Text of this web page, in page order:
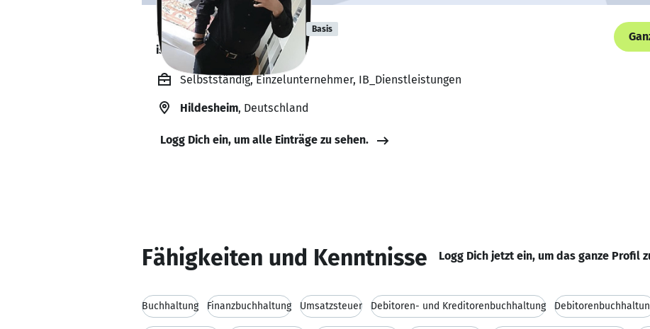
Ilja Baghramyan Basis
ist offen für Projekte. 🔎
Selbstständig, Einzelunternehmer, IB_Dienstleistungen
Hildesheim, Deutschland
Logg Dich ein, um alle Einträge zu sehen.
Fähigkeiten und Kenntnisse Logg Dich jetzt ein, um das ganze Profil
Buchhaltung Finanzbuchhaltung Umsatzsteuer Debitoren- und Kreditorenbuchhaltung